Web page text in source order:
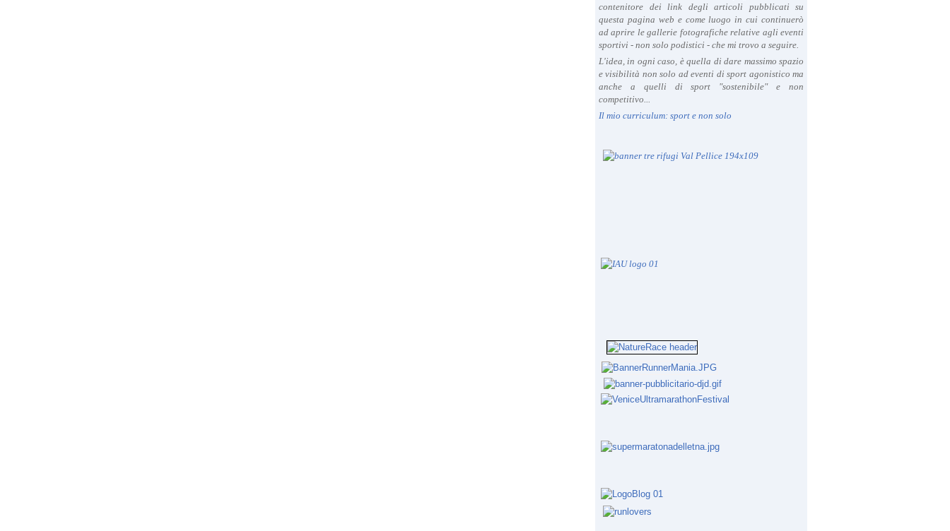
contenitore dei link degli articoli pubblicati su
questa pagina web e come luogo in cui continuerò
ad aprire le gallerie fotografiche relative agli eventi
sportivi - non solo podistici - che mi trovo a seguire.
L'idea, in ogni caso, è quella di dare massimo spazio
e visibilità non solo ad eventi di sport agonistico ma
anche a quelli di sport "sostenibile" e non
competitivo...
Il mio curriculum: sport e non solo